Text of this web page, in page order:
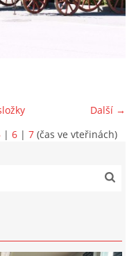
Další →
| 6 | 7 (čas ve vteřinách)